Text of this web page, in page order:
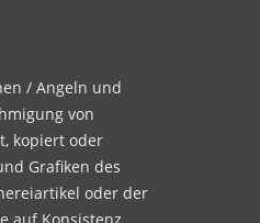
/ Angeln und
von
kopiert oder
Grafiken des
oder der